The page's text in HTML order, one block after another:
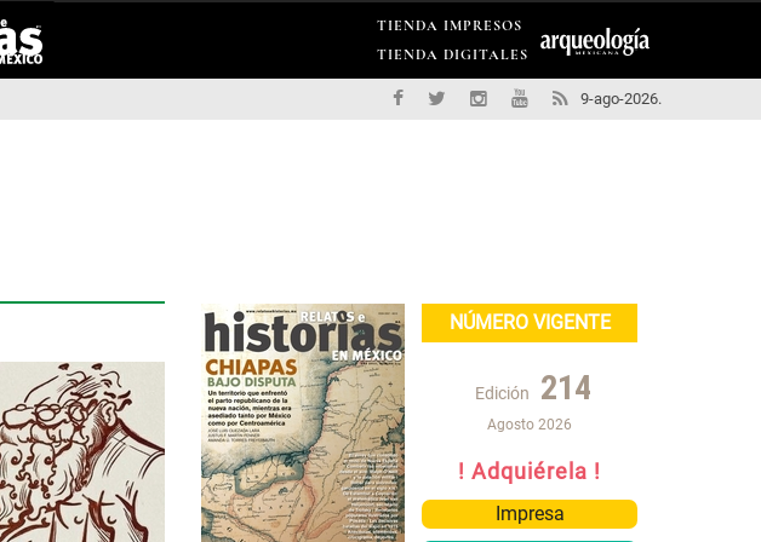
TIENDA IMPRESOS
TIENDA DIGITALES
9-ago-2026.
NÚMERO VIGENTE
Edición 214
Agosto 2026
! Adquiérela !
Impresa